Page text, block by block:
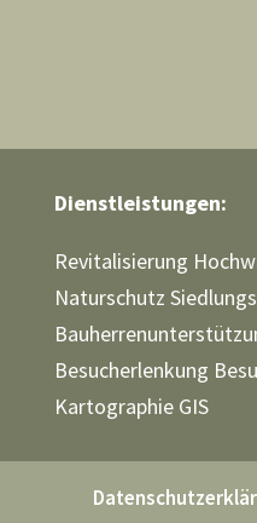
Dienstleistungen:
Revitalisierung
Naturschutz
Besucherlenkung
Kartographie GIS